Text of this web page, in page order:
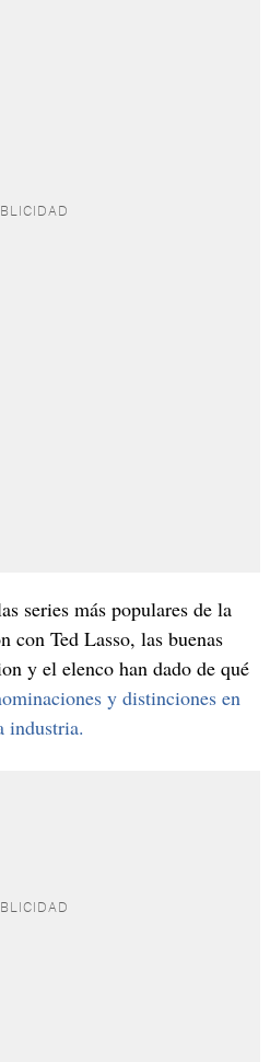
series más populares de la
con Ted Lasso, las buenas
y el elenco han dado de qué
y distinciones en
industria.